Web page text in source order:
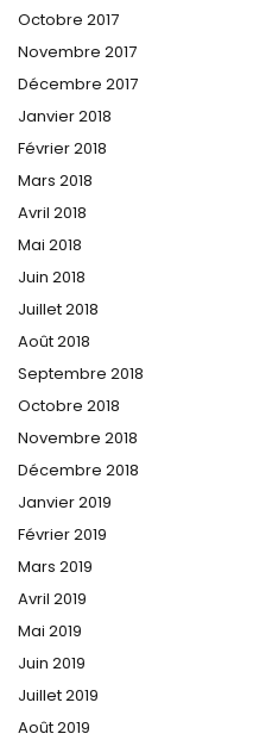
Octobre 2017
Novembre 2017
Décembre 2017
Janvier 2018
Février 2018
Mars 2018
Avril 2018
Mai 2018
Juin 2018
Juillet 2018
Août 2018
Septembre 2018
Octobre 2018
Novembre 2018
Décembre 2018
Janvier 2019
Février 2019
Mars 2019
Avril 2019
Mai 2019
Juin 2019
Juillet 2019
Août 2019